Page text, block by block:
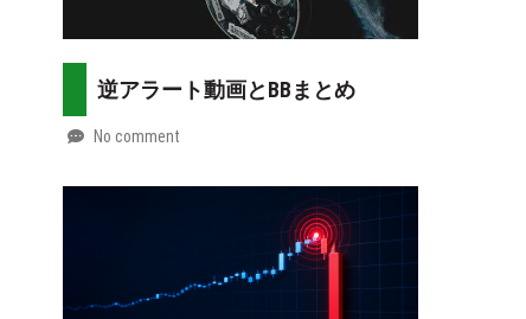
逆アラート動画とBBまとめ
by
No comment